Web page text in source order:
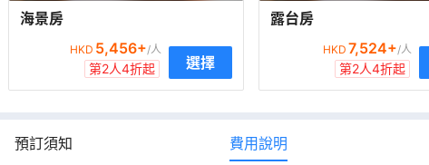
海景房
HKD 5,456+/人
第2人4折起 選擇
露台房
HKD 7,524+/人
第2人4折起
預訂須知 費用說明